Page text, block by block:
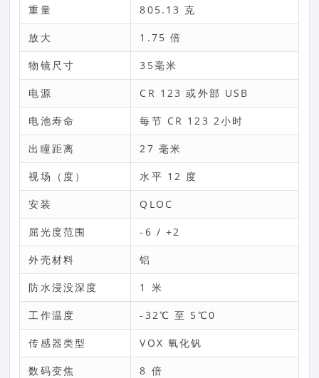
重量 805.13 克
放大 1.75 倍
物镜尺寸 35毫米
电源 CR 123 或外部 USB
电池寿命 每节 CR 123 2小时
出瞳距离 27 毫米
视场（度） 水平 12 度
安装 QLOC
屈光度范围 -6 / +2
外壳材料 铝
防水浸没深度 1 米
工作温度 -32℃ 至 5℃0
传感器类型 VOX 氧化钒
数码变焦 8 倍